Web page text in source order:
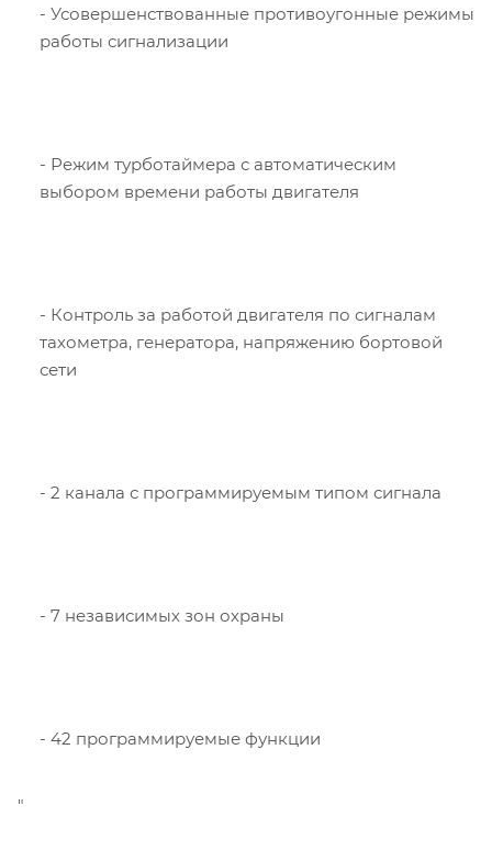
- Усовершенствованные противоугонные режимы
работы сигнализации
- Режим турботаймера с автоматическим
выбором времени работы двигателя
- Контроль за работой двигателя по сигналам
тахометра, генератора, напряжению бортовой
сети
- 2 канала с программируемым типом сигнала
- 7 независимых зон охраны
- 42 программируемые функции
"